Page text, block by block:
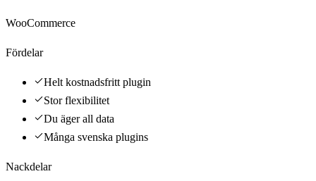
WooCommerce
Fördelar
Helt kostnadsfritt plugin
Stor flexibilitet
Du äger all data
Många svenska plugins
Nackdelar